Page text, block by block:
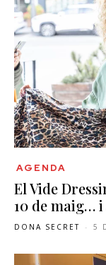
AGENDA
El Vide
10 de maig…
DONA SECRET - 5